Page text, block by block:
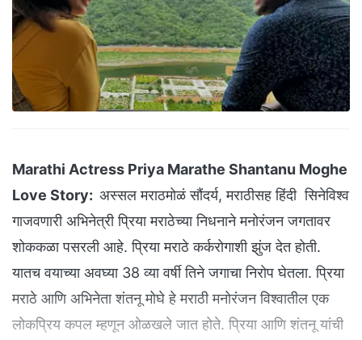
Marathi Actress Priya Marathe Shantanu Moghe
Love Story: अस्सल मराठमोळं सौंदर्य, मराठीसह हिंदी सिनेविश्व
गाजवणारी अभिनेत्री प्रिया मराठेच्या निधनाने मनोरंजन जगतावर
शोककळा पसरली आहे. प्रिया मराठे कर्करोगाशी झुंज देत होती.
यातच वयाच्या अवघ्या 38 व्या वर्षी तिने जगाचा निरोप घेतला. प्रिया
मराठे आणि अभिनेता शंतनू मोघे हे मराठी मनोरंजन विश्वातील एक
लोकप्रिय कपल म्हणून ओळखले जात होते. प्रिया आणि शंतनू यांची